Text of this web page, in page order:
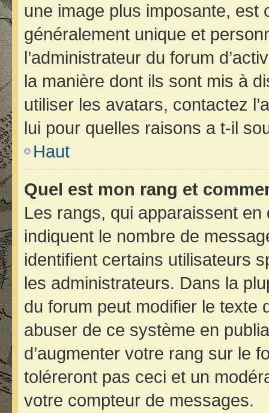
une image plus imposante, est
généralement unique et
l’administrateur du forum
la manière dont ils sont mis à
utiliser les avatars, contactez
lui pour quelles raisons a t-il
Haut
Quel est mon rang et
Les rangs, qui apparaissent en
indiquent le nombre de
identifient certains utilisateurs
les administrateurs. Dans la
du forum peut modifier le texte
abuser de ce système en
d’augmenter votre rang sur le
toléreront pas ceci et un
votre compteur de messages.